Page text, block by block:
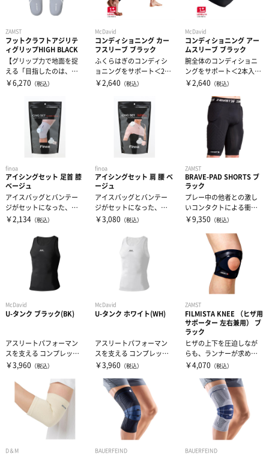
ZAMST
フットクラフトアジリテ
ィグリップHIGH BLACK
【グリップ力で地面を捉
える「目指したのは、オ
ーダーメイド」】 高機
￥6,270 （税込）
McDavid
コンディショニング カー
フスリーブ ブラック
ふくらはぎのコンディシ
ョニングをサポート＜2本
入＞■コンプレッション
￥2,640 （税込）
McDavid
コンディショニング アー
ムスリーブ ブラック
腕全体のコンディショニ
ングをサポート＜2本入＞
■コンプレッションサポ
￥2,640 （税込）
finoa
アイシングセット 足首 膝
ベージュ
アイスバッグとバンテー
ジがセットになった、ア
スレチックトレーナーが
￥2,134 （税込）
finoa
アイシングセット 肩 腰 ベ
ージュ
アイスバッグとバンテー
ジがセットになった、ア
スレチックトレーナーが
￥3,080 （税込）
ZAMST
BRAVE-PAD SHORTS ブ
ラック
プレー中の他者との激し
いコンタクトによる衝撃
を吸収することで、太も
￥9,350 （税込）
McDavid
U-タンク ブラック(BK)
アスリートパフォーマン
スを支える コンプレッシ
ョンインナー「U-タン
￥3,960 （税込）
McDavid
U-タンク ホワイト(WH)
アスリートパフォーマン
スを支える コンプレッシ
ョンインナー「U-タン
￥3,960 （税込）
ZAMST
FILMISTA KNEE （ヒザ用
サポーター 左右兼用） ブ
ラック
ヒザの上下を圧迫しなが
らも、ランナーが求める
薄さと軽さを追求。「フ
￥4,070 （税込）
D＆M BAUERFEIND BAUERFEIND